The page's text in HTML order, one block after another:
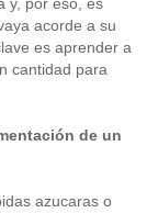
y, por eso, es
acorde a su
es aprender a
cantidad para
de un
azucaras o